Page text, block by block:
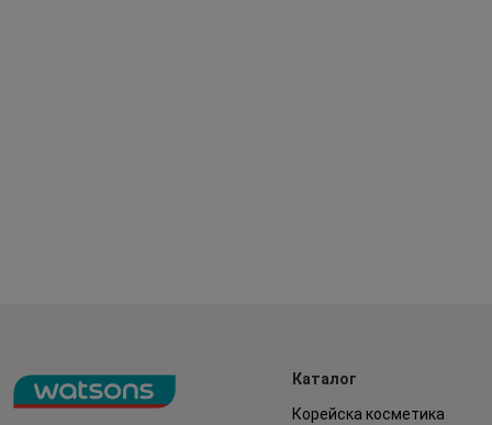
Каталог
Корейска косметика